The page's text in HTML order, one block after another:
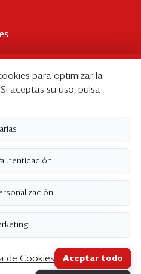
Económica. Todos los
para optimizar la
aceptas su uso, pulsa
de Cookies Aceptar todo